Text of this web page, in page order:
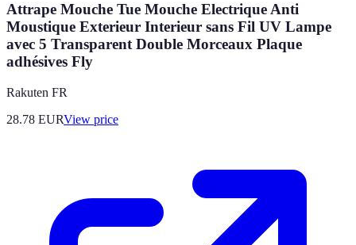
Attrape Mouche Tue Mouche Electrique Anti
Moustique Exterieur Interieur sans Fil UV Lampe
avec 5 Transparent Double Morceaux Plaque
adhésives Fly
Rakuten FR
28.78 EURView price